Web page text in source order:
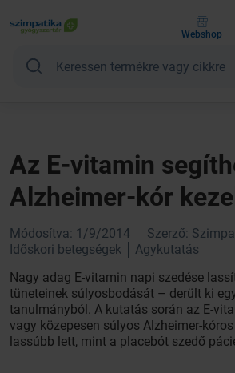
Webshop
Az E-vitamin
Alzheimer-kór
Módosítva: 1/9/2014 Szerző:
Időskori betegségek
Agykutatás
Nagy adag E-vitamin napi szedése
tüneteinek súlyosbodását – derült ki
tanulmányból. A kutatás során az E-
vagy közepesen súlyos Alzheimer-
lassúbb lett, mint a placebót szedő